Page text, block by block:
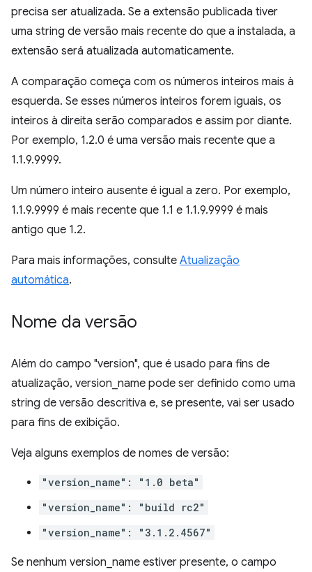
precisa ser atualizada. Se a extensão publicada tiver
uma string de versão mais recente do que a instalada, a
extensão será atualizada automaticamente.
A comparação começa com os números inteiros mais à
esquerda. Se esses números inteiros forem iguais, os
inteiros à direita serão comparados e assim por diante.
Por exemplo, 1.2.0 é uma versão mais recente que a
1.1.9.9999.
Um número inteiro ausente é igual a zero. Por exemplo,
1.1.9.9999 é mais recente que 1.1 e 1.1.9.9999 é mais
antigo que 1.2.
Para mais informações, consulte Atualização
automática.
Nome da versão
Além do campo "version", que é usado para fins de
atualização, version_name pode ser definido como uma
string de versão descritiva e, se presente, vai ser usado
para fins de exibição.
Veja alguns exemplos de nomes de versão:
"version_name": "1.0 beta"
"version_name": "build rc2"
"version_name": "3.1.2.4567"
Se nenhum version_name estiver presente, o campo